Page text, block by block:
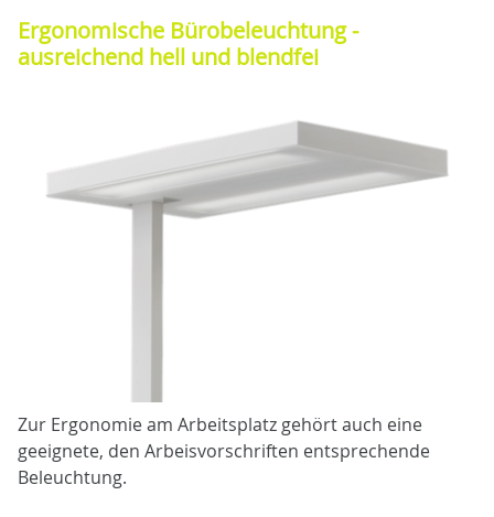
Ergonomische Bürobeleuchtung -
ausreichend hell und blendfei
Zur Ergonomie am Arbeitsplatz gehört auch eine
geeignete, den Arbeisvorschriften entsprechende
Beleuchtung.